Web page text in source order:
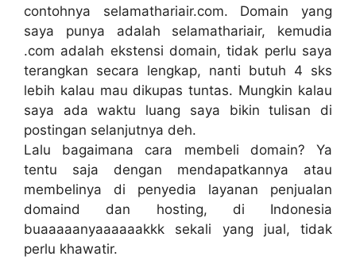
contohnya selamathariair.com. Domain yang
saya punya adalah selamathariair, kemudia
.com adalah ekstensi domain, tidak perlu saya
terangkan secara lengkap, nanti butuh 4 sks
lebih kalau mau dikupas tuntas. Mungkin kalau
saya ada waktu luang saya bikin tulisan di
postingan selanjutnya deh.
Lalu bagaimana cara membeli domain? Ya
tentu saja dengan mendapatkannya atau
membelinya di penyedia layanan penjualan
domaind dan hosting, di Indonesia
buaaaaanyaaaaaakkk sekali yang jual, tidak
perlu khawatir.